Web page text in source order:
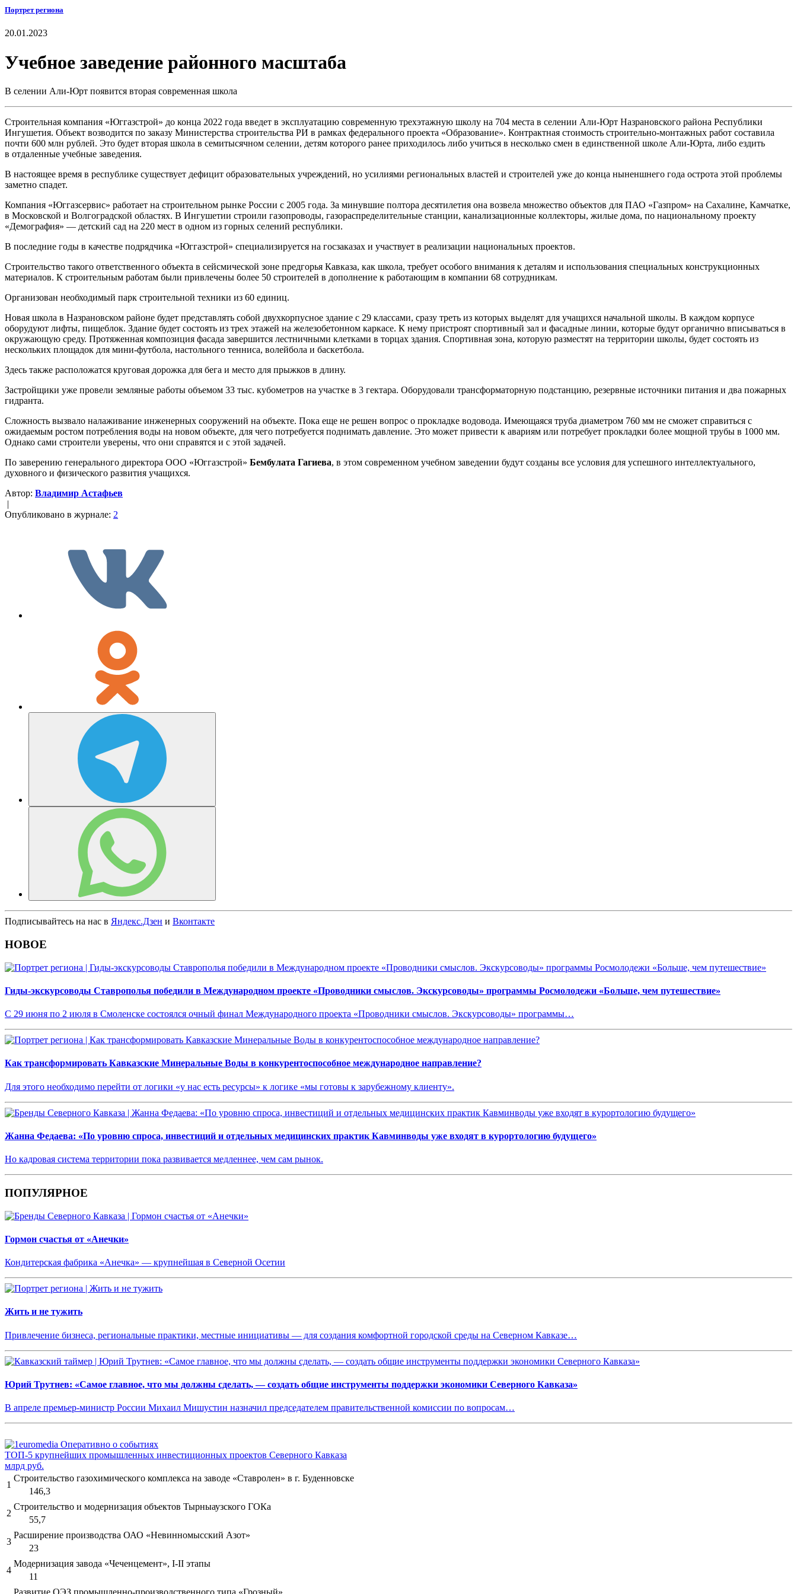
Портрет региона
20.01.2023
Учебное заведение районного масштаба
В селении Али-Юрт появится вторая современная школа
Строительная компания «Юггазстрой» до конца 2022 года введет в эксплуатацию современную трехэтажную школу на 704 места в селении Али-Юрт Назрановского района Республики
Ингушетия. Объект возводится по заказу Министерства строительства РИ в рамках федерального проекта «Образование». Контрактная стоимость строительно-монтажных работ составила
почти 600 млн рублей. Это будет вторая школа в семитысячном селении, детям которого ранее приходилось либо учиться в несколько смен в единственной школе Али-Юрта, либо ездить
в отдаленные учебные заведения.
В настоящее время в республике существует дефицит образовательных учреждений, но усилиями региональных властей и строителей уже до конца ныненшнего года острота этой проблемы
заметно спадет.
Компания «Юггазсервис» работает на строительном рынке России с 2005 года. За минувшие полтора десятилетия она возвела множество объектов для ПАО «Газпром» на Сахалине, Камчатке,
в Московской и Волгоградской областях. В Ингушетии строили газопроводы, газораспределительные станции, канализационные коллекторы, жилые дома, по национальному проекту
«Демография» — детский сад на 220 мест в одном из горных селений республики.
В последние годы в качестве подрядчика «Юггазстрой» специализируется на госзаказах и участвует в реализации национальных проектов.
Строительство такого ответственного объекта в сейсмической зоне предгорья Кавказа, как школа, требует особого внимания к деталям и использования специальных конструкционных
материалов. К строительным работам были привлечены более 50 строителей в дополнение к работающим в компании 68 сотрудникам.
Организован необходимый парк строительной техники из 60 единиц.
Новая школа в Назрановском районе будет представлять собой двухкорпусное здание с 29 классами, сразу треть из которых выделят для учащихся начальной школы. В каждом корпусе
оборудуют лифты, пищеблок. Здание будет состоять из трех этажей на железобетонном каркасе. К нему пристроят спортивный зал и фасадные линии, которые будут органично вписываться в
окружающую среду. Протяженная композиция фасада завершится лестничными клетками в торцах здания. Спортивная зона, которую разместят на территории школы, будет состоять из
нескольких площадок для мини-футбола, настольного тенниса, волейбола и баскетбола.
Здесь также расположатся круговая дорожка для бега и место для прыжков в длину.
Застройщики уже провели земляные работы объемом 33 тыс. кубометров на участке в 3 гектара. Оборудовали трансформаторную подстанцию, резервные источники питания и два пожарных
гидранта.
Сложность вызвало налаживание инженерных сооружений на объекте. Пока еще не решен вопрос о прокладке водовода. Имеющаяся труба диаметром 760 мм не сможет справиться с
ожидаемым ростом потребления воды на новом объекте, для чего потребуется поднимать давление. Это может привести к авариям или потребует прокладки более мощной трубы в 1000 мм.
Однако сами строители уверены, что они справятся и с этой задачей.
По заверению генерального директора ООО «Юггазстрой» Бембулата Гагиева, в этом современном учебном заведении будут созданы все условия для успешного интеллектуального,
духовного и физического развития учащихся.
Автор: Владимир Астафьев
|
Опубликовано в журнале: 2
Подписывайтесь на нас в Яндекс.Дзен и Вконтакте
НОВОЕ
Гиды-экскурсоводы Ставрополья победили в Международном проекте «Проводники смыслов. Экскурсоводы» программы Росмолодежи «Больше, чем путешествие»
С 29 июня по 2 июля в Смоленске состоялся очный финал Международного проекта «Проводники смыслов. Экскурсоводы» программы…
Как трансформировать Кавказские Минеральные Воды в конкурентоспособное международное направление?
Для этого необходимо перейти от логики «у нас есть ресурсы» к логике «мы готовы к зарубежному клиенту».
Жанна Федаева: «По уровню спроса, инвестиций и отдельных медицинских практик Кавминводы уже входят в курортологию будущего»
Но кадровая система территории пока развивается медленнее, чем сам рынок.
ПОПУЛЯРНОЕ
Гормон счастья от «Анечки»
Кондитерская фабрика «Анечка» — крупнейшая в Северной Осетии
Жить и не тужить
Привлечение бизнеса, региональные практики, местные инициативы — для создания комфортной городской среды на Северном Кавказе…
Юрий Трутнев: «Самое главное, что мы должны сделать, — создать общие инструменты поддержки экономики Северного Кавказа»
В апреле премьер-министр России Михаил Мишустин назначил председателем правительственной комиссии по вопросам…
ТОП-5 крупнейших промышленных инвестиционных проектов Северного Кавказа
млрд руб.
1
Строительство газохимического комплекса на заводе «Ставролен» в г. Буденновске
146,3
2
Строительство и модернизация объектов Тырныаузского ГОКа
55,7
3
Расширение производства ОАО «Невинномысский Азот»
23
4
Модернизация завода «Чеченцемент», I-II этапы
11